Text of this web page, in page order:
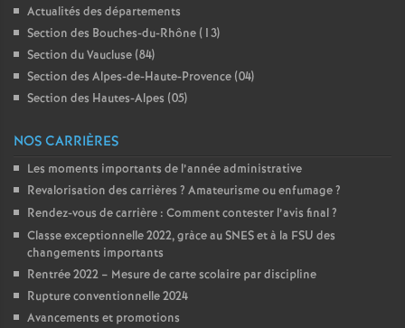
d
d
e
g
Actualités des départements
Section des Bouches-du-Rhône (13)
Section du Vaucluse (84)
Section des Alpes-de-Haute-Provence (04)
Section des Hautes-Alpes (05)
NOS CARRIÈRES
Les moments importants de l’année administrative
Revalorisation des carrières ? Amateurisme ou enfumage?
Rendez-vous de carrière : Comment contester l’avis final?
Classe exceptionnelle 2022, gràce au SNES et à la FSU des
changements importants
Rentrée 2022 – Mesure de carte scolaire par discipline
Rupture conventionnelle 2024
Avancements et promotions